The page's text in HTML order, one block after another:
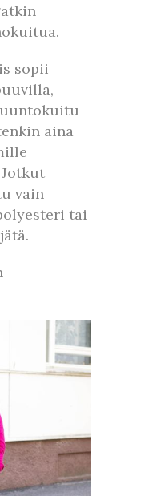
sopii
aina
vain
tai